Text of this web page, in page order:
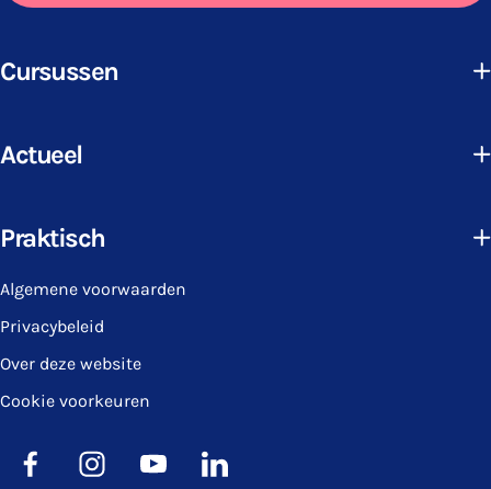
Cursussen
Actueel
Praktisch
Algemene voorwaarden
Privacybeleid
Over deze website
Cookie voorkeuren